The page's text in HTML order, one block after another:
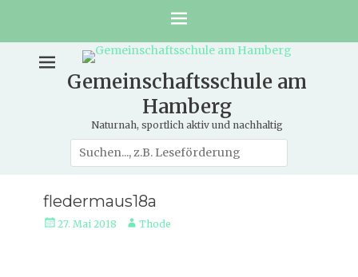
Gemeinschaftsschule am
Hamberg
Naturnah, sportlich aktiv und nachhaltig
Suche
nach:
fledermaus18a
Veröffentlicht
27. Mai 2018 AutorThode